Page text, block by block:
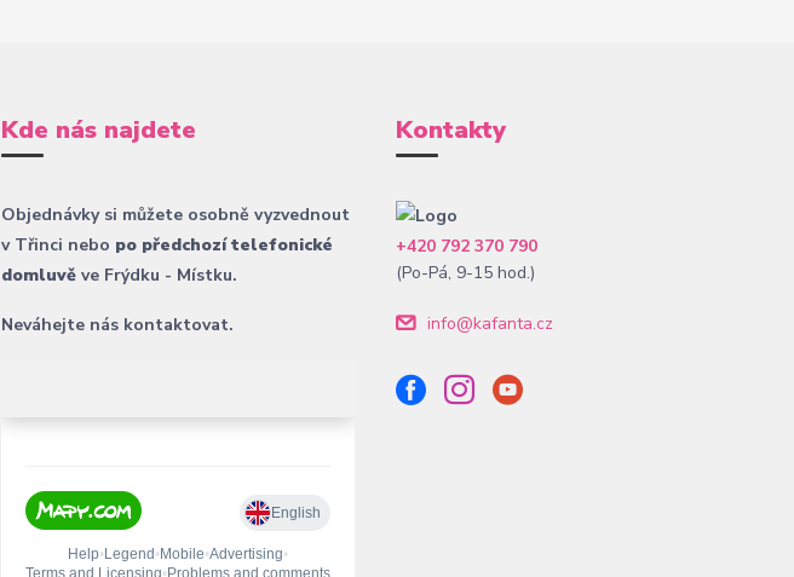
Kde nás najdete
Objednávky si můžete osobně vyzvednout
v Třinci nebo po předchozí telefonické
domluvě ve Frýdku - Místku.
Neváhejte nás kontaktovat.
Kontakty
+420 792 370 790
(Po-Pá, 9-15 hod.)
info@kafanta.cz